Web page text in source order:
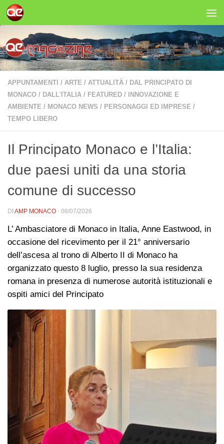
Salta al contenuto
APPUNTAMENTI / ARTE / ATTUALITÀ / DAL PRINCIPATO DI
MONACO / DALL'ITALIA / FEATURED /
INNOVAZIONE E
AMBIENTE / MONACO NEWS / PERSONAGGI ED IMPRESE /
TEMPO LIBERO
Il Principato Monaco e l’Italia:
due paesi uniti da una storia
comune di successo
DI AMP MONACO · 08/07/2026
L’ Ambasciatore di Monaco in Italia, Anne Eastwood, in
occasione del ricevimento per il 21° anniversario
dell’ascesa al trono di Alberto II di Monaco ha
organizzato questo 8 luglio, presso la sua residenza
romana in presenza di numerose autorità istituzionali e
ospiti amici del Principato